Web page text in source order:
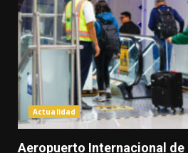
Actualidad
Aeropuerto Internacional de